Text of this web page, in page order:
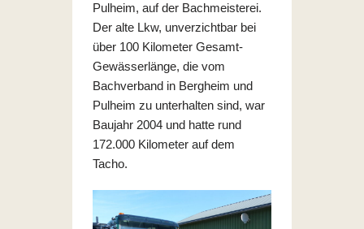
Pulheim, auf der Bachmeisterei.
Der alte Lkw, unverzichtbar bei
über 100 Kilometer Gesamt-
Gewässerlänge, die vom
Bachverband in Bergheim und
Pulheim zu unterhalten sind, war
Baujahr 2004 und hatte rund
172.000 Kilometer auf dem
Tacho.